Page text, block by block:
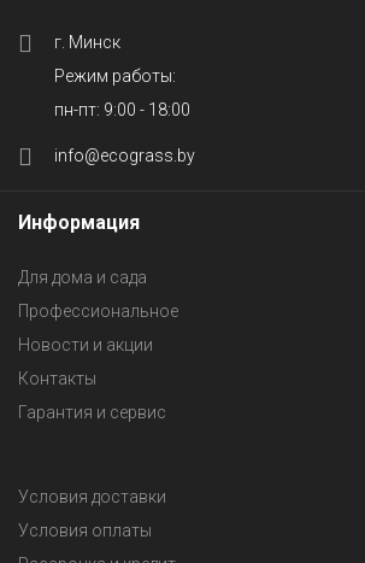
г. Минск
Режим работы:
пн-пт: 9:00 - 18:00
info@ecograss.by
Информация
Для дома и сада
Профессиональное
Новости и акции
Контакты
Гарантия и сервис
Условия доставки
Условия оплаты